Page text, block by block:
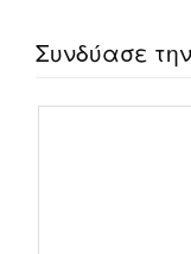
Συνδύασε